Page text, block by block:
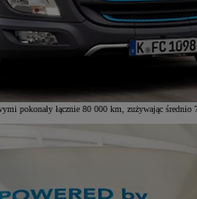
łącznie 80 000 km, zużywając